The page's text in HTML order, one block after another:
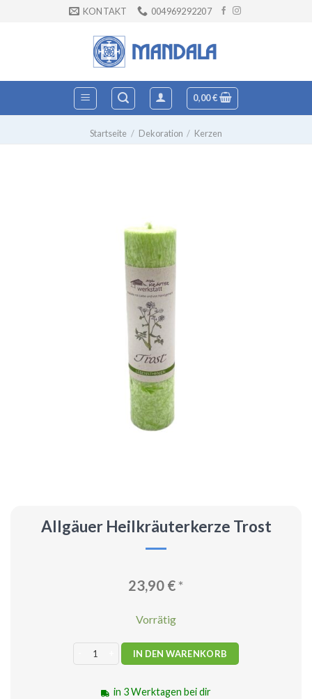
KONTAKT 004969292207
0,00€
Startseite / Dekoration / Kerzen
Allgäuer Heilkräuterkerze Trost
23,90 €*
Vorrätig
Allgäuer Heilkräuterkerze Trost Menge
IN DEN WARENKORB
in 3 Werktagen bei dir